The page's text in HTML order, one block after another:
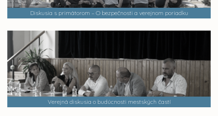
Diskusia s primátorom – O bezpečnosti a verejnom poriadku
Verejná diskusia o budúcnosti mestských častí